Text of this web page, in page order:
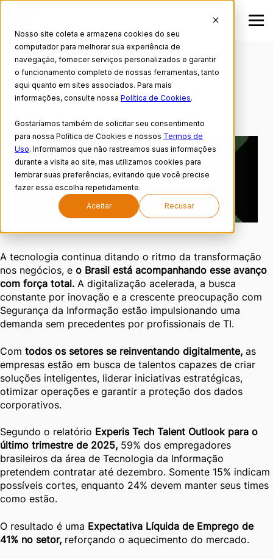
Nosso site coleta e armazena cookies do seu
computador para melhorar sua experiência de
navegação, fornecer serviços personalizados e garantir
o funcionamento completo de nossas ferramentas, tanto
aqui quanto em sites associados. Para mais
informações, consulte nossa Política de Cookies.
Gostaríamos também de solicitar seu consentimento
para nossa Política de Cookies e nossos Termos de
Uso. Informamos que não rastreamos suas informações
durante a visita ao site, mas utilizamos cookies para
lembrar suas preferências, evitando que você precise
fazer essa escolha repetidamente.
Aceitar Recusar
EXPERIS TECH TALENT
OUTLOOK Q4 2025
Publicado em 19/09/2025
A tecnologia continua ditando o ritmo da transformação
nos negócios, e o Brasil está acompanhando esse avanço
com força total. A digitalização acelerada, a busca
constante por inovação e a crescente preocupação com
Segurança da Informação estão impulsionando uma
demanda sem precedentes por profissionais de TI.
Com todos os setores se reinventando digitalmente, as
empresas estão em busca de talentos capazes de criar
soluções inteligentes, liderar iniciativas estratégicas,
otimizar operações e garantir a proteção dos dados
corporativos.
Segundo o relatório Experis Tech Talent Outlook para o
último trimestre de 2025, 59% dos empregadores
brasileiros da área de Tecnologia da Informação
pretendem contratar até dezembro. Somente 15% indicam
possíveis cortes, enquanto 24% devem manter seus times
como estão.
O resultado é uma Expectativa Líquida de Emprego de
41% no setor, reforçando o aquecimento do mercado.